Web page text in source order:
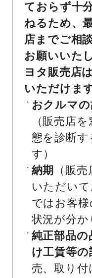
ておらず十
ねるため、
店までご相
お願いいた
ヨタ販売店は
いただけます
おクルマ
（販売店
態を診断す
す）
納期
（販
いただい
ではお客
状況が分か
純正部品の
け工賃等の
売、取り付